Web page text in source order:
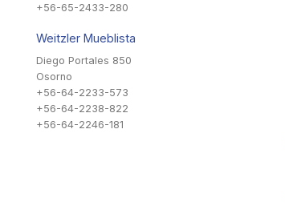
+56-65-2433-280
Weitzler Mueblista
Diego Portales 850
Osorno
+56-64-2233-573
+56-64-2238-822
+56-64-2246-181